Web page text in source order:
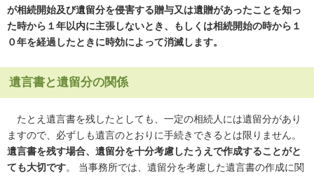
が相続開始及び遺留分を侵害する贈与又は遺贈があったことを知っ
た時から１年以内に主張しないとき、もしくは相続開始の時から１
０年を経過したときに時効によって消滅します。
遺言書と遺留分の関係
たとえ遺言書を残したとしても、一定の相続人には遺留分があり
ますので、必ずしも遺言のとおりに手続きできるとは限りません。
遺言書を残す場合、遺留分を十分考慮したうえで作成することがと
ても大切です。 当事務所では、遺留分を考慮した遺言書の作成に関